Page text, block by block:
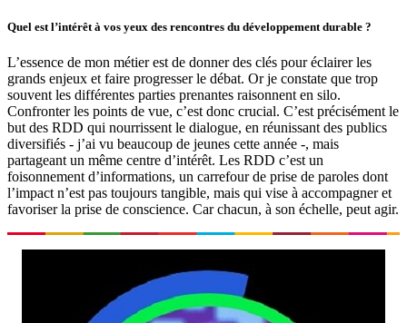
Quel est l’intérêt à vos yeux des rencontres du développement durable ?
L’essence de mon métier est de donner des clés pour éclairer les
grands enjeux et faire progresser le débat. Or je constate que trop
souvent les différentes parties prenantes raisonnent en silo.
Confronter les points de vue, c’est donc crucial. C’est précisément le
but des RDD qui nourrissent le dialogue, en réunissant des publics
diversifiés - j’ai vu beaucoup de jeunes cette année -, mais
partageant un même centre d’intérêt. Les RDD c’est un
foisonnement d’informations, un carrefour de prise de paroles dont
l’impact n’est pas toujours tangible, mais qui vise à accompagner et
favoriser la prise de conscience. Car chacun, à son échelle, peut agir.